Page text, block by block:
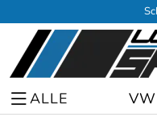
ALLE VW